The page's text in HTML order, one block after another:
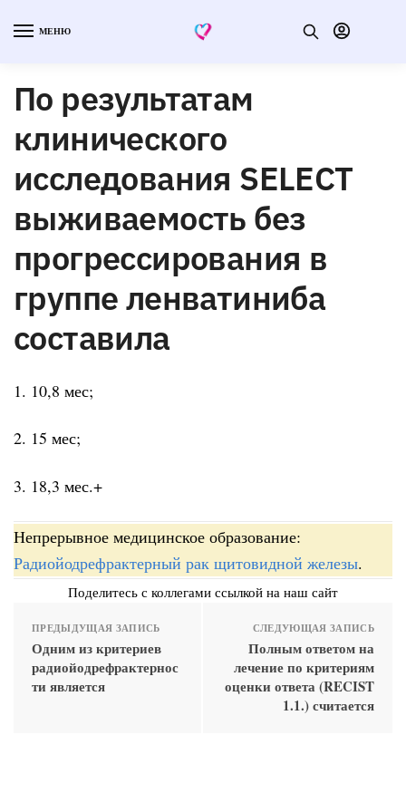
МЕНЮ
По результатам
клинического
исследования SELECT
выживаемость без
прогрессирования в
группе ленватиниба
составила
1. 10,8 мес;
2. 15 мес;
3. 18,3 мес.+
Непрерывное медицинское образование:
Радиойодрефрактерный рак щитовидной железы.
Поделитесь с коллегами ссылкой на наш сайт
ПРЕДЫДУЩАЯ ЗАПИСЬ
Одним из критериев
радиойодрефрактернос
ти является
СЛЕДУЮЩАЯ ЗАПИСЬ
Полным ответом на
лечение по критериям
оценки ответа (RECIST
1.1.) считается